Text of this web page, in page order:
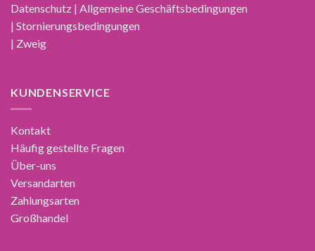
Datenschutz | Allgemeine Geschäftsbedingungen
| Stornierungsbedingungen
| Zweig
KUNDENSERVICE
Kontakt
Häufig gestellte Fragen
Über-uns
Versandarten
Zahlungsarten
Großhandel